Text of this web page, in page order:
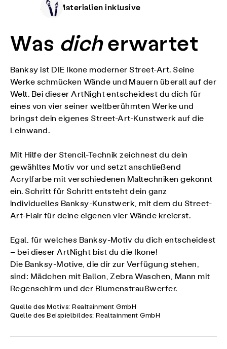
Alle Materialien inklusive
Was dicherwartet
Banksy ist DIE Ikone moderner Street-Art. Seine
Werke schmücken Wände und Mauern überall auf der
Welt. Bei dieser ArtNight entscheidest du dich für
eines von vier seiner weltberühmten Werke und
bringst dein eigenes Street-Art-Kunstwerk auf die
Leinwand.
Mit Hilfe der Stencil-Technik zeichnest du dein
gewähltes Motiv vor und setzt anschließend
Acrylfarbe mit verschiedenen Maltechniken gekonnt
ein. Schritt für Schritt entsteht dein ganz
individuelles Banksy-Kunstwerk, mit dem du Street-
Art-Flair für deine eigenen vier Wände kreierst.
Egal, für welches Banksy-Motiv du dich entscheidest
– bei dieser ArtNight bist du die Ikone!
Die Banksy-Motive, die dir zur Verfügung stehen,
sind: Mädchen mit Ballon, Zebra Waschen, Mann mit
Regenschirm und der Blumenstraußwerfer.
Quelle des Motivs: Realtainment GmbH
Quelle des Beispielbildes: Realtainment GmbH